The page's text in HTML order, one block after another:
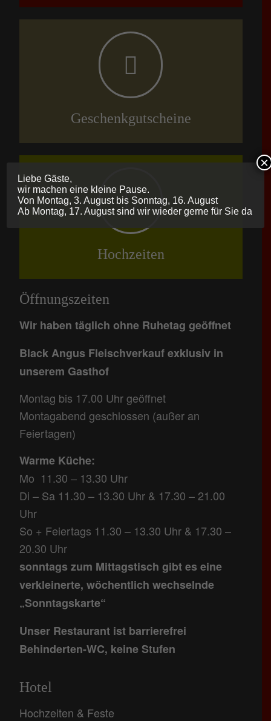
Geschenkgutscheine
Hochzeiten
Öffnungszeiten
Wir haben täglich ohne Ruhetag geöffnet
Black Angus Fleischverkauf exklusiv in
unserem Gasthof
Montag bis 17.00 Uhr geöffnet
Montagabend geschlossen (außer an
Feiertagen)
Warme Küche:
Mo 11.30 – 13.30 Uhr
Di – Sa 11.30 – 13.30 Uhr & 17.30 – 21.00
Uhr
So + Feiertags 11.30 – 13.30 Uhr & 17.30 –
20.30 Uhr
sonntags zum Mittagstisch gibt es eine
verkleinerte, wöchentlich wechselnde
„Sonntagskarte“
Unser Restaurant ist barrierefrei
Behinderten-WC, keine Stufen
Hotel
Hochzeiten & Feste
Liebe Gäste,
wir machen eine kleine Pause.
Von Montag, 3. August bis Sonntag, 16. August
Ab Montag, 17. August sind wir wieder gerne für Sie da
×